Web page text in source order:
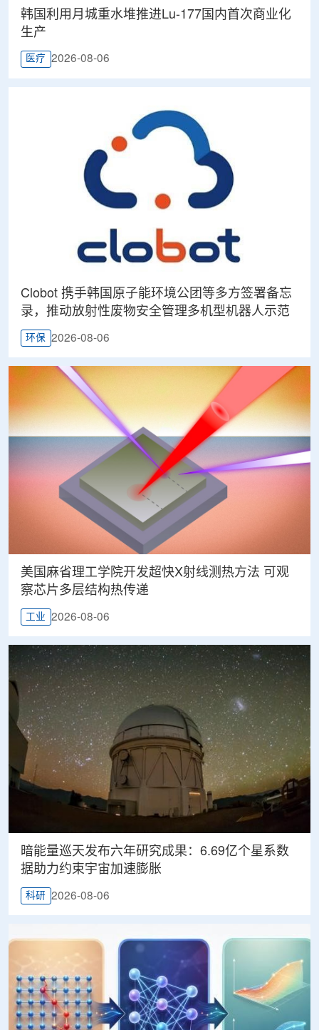
韩国利用月城重水堆推进Lu-177国内首次商业化
生产
医疗 2026-08-06
Clobot 携手韩国原子能环境公团等多方签署备忘
录，推动放射性废物安全管理多机型机器人示范
环保 2026-08-06
美国麻省理工学院开发超快X射线测热方法 可观
察芯片多层结构热传递
工业 2026-08-06
暗能量巡天发布六年研究成果：6.69亿个星系数
据助力约束宇宙加速膨胀
科研 2026-08-06